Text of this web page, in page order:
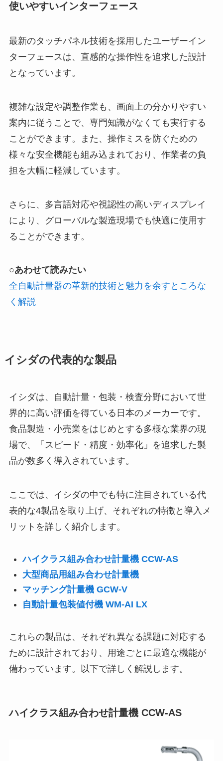
使いやすいインターフェース
最新のタッチパネル技術を採用したユーザーイン
ターフェースは、直感的な操作性を追求した設計
となっています。
複雑な設定や調整作業も、画面上の分かりやすい
案内に従うことで、専門知識がなくても実行する
ことができます。また、操作ミスを防ぐための
様々な安全機能も組み込まれており、作業者の負
担を大幅に軽減しています。
さらに、多言語対応や視認性の高いディスプレイ
により、グローバルな製造現場でも快適に使用す
ることができます。
○あわせて読みたい
全自動計量器の革新的技術と魅力を余すところな
く解説
イシダの代表的な製品
イシダは、自動計量・包装・検査分野において世
界的に高い評価を得ている日本のメーカーです。
食品製造・小売業をはじめとする多様な業界の現
場で、「スピード・精度・効率化」を追求した製
品が数多く導入されています。
ここでは、イシダの中でも特に注目されている代
表的な4製品を取り上げ、それぞれの特徴と導入メ
リットを詳しく紹介します。
ハイクラス組み合わせ計量機 CCW-AS
大型商品用組み合わせ計量機
マッチング計量機 GCW-V
自動計量包装値付機 WM-AI LX
これらの製品は、それぞれ異なる課題に対応する
ために設計されており、用途ごとに最適な機能が
備わっています。以下で詳しく解説します。
ハイクラス組み合わせ計量機 CCW-AS